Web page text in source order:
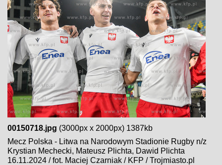
00150718.jpg (3000px x 2000px) 1387kb
Mecz Polska - Litwa na Narodowym Stadionie Rugby n/z
Krystian Mechecki, Mateusz Plichta, Dawid Plichta
16.11.2024 / fot. Maciej Czarniak / KFP / Trojmiasto.pl